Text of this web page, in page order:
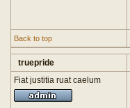
Back to top
truepride
Fiat justitia ruat caelum